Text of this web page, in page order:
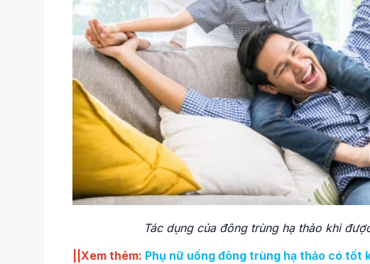
Tác dụng của đông trùng hạ thảo khi
||Xem thêm: Phụ nữ uống đông trùng hạ thảo có tốt